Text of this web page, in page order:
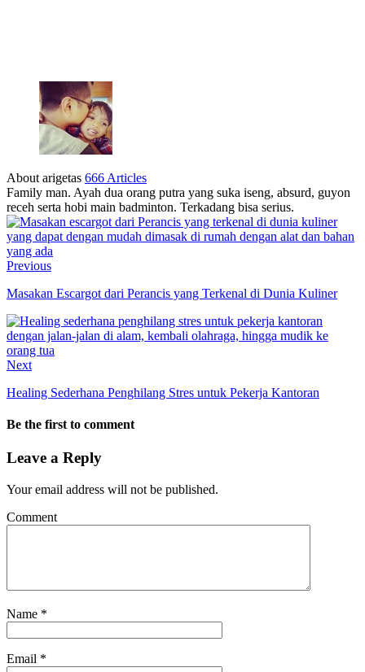
About arigetas 666 Articles
Family man. Ayah dua orang putra yang suka iseng, absurd, guyon
receh serta hobi main badminton. Terkadang bisa serius.
Previous
Masakan Escargot dari Perancis yang Terkenal di Dunia Kuliner
Next
Healing Sederhana Penghilang Stres untuk Pekerja Kantoran
Be the first to comment
Leave a Reply
Your email address will not be published.
Comment
Name *
Email *